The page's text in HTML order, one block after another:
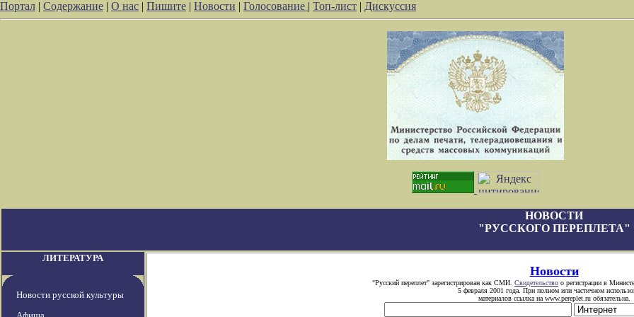
Портал | Содержание | О нас | Пишите | Новости | Голосование | Топ-лист | Дискуссия
НОВОСТИ
"РУССКОГО ПЕРЕПЛЕТА"
ЛИТЕРАТУРА
Новости русской культуры
Новости
"Русский переплет" зарегистрирован как СМИ. Свидетельство о регистрации в
5 февраля 2001 года. При полном или частичном
материалов ссылка на www.pereplet.ru обязательна.